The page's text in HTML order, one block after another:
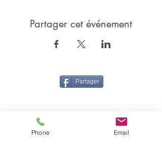
Partager cet événement
Partager
Phone Email